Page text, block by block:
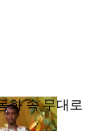
화 속 무대로